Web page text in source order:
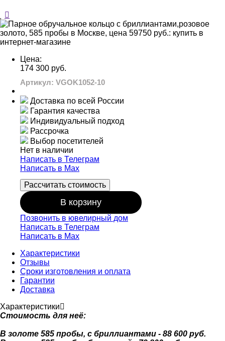
Цена:
174 300 руб.
Артикул: VGOK1052-10
Доставка по всей России
Гарантия качества
Индивидуальный подход
Рассрочка
Выбор посетителей
Нет в наличии
Написать в Телеграм
Написать в Мах
Рассчитать стоимость
В корзину
Позвонить в ювелирный дом
Написать в Телеграм
Написать в Мах
Характеристики
Отзывы
Сроки изготовления и оплата
Гарантии
Доставка
Характеристики
Стоимость для неё:
В золоте 585 пробы, с бриллиантами - 88 600 руб.